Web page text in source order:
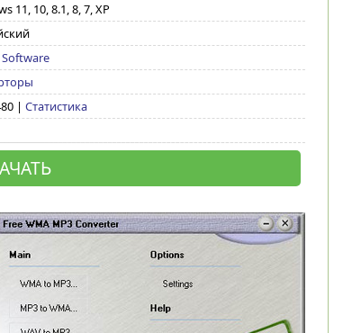
11, 10, 8.1, 8, 7, XP
| Статистика